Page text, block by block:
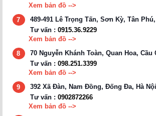
Xem bản đồ -->
7
489-491 Lê Trọng Tấn, Sơn Kỳ, Tân Phú,
Tư vấn : 0915.36.9229
Xem bản đồ -->
8
70 Nguyễn Khánh Toàn, Quan Hoa, Cầu
Tư vấn : 098.251.3399
Xem bản đồ -->
9
392 Xã Đàn, Nam Đồng, Đống Đa, Hà Nội
Tư vấn : 0902872266
Xem bản đồ -->